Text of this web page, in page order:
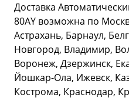
Доставка
80AY возможна по
Астрахань, Барнаул,
Новгород, Владимир,
Воронеж, Дзержинск,
Йошкар-Ола, Ижевск,
Кострома, Краснодар,